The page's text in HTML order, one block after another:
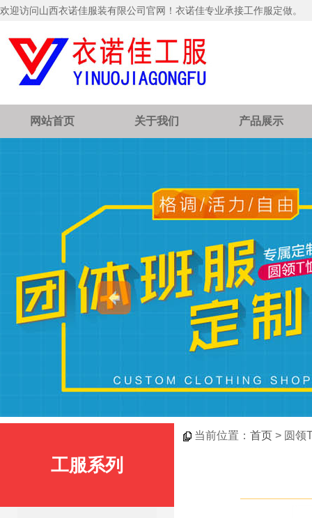
欢迎访问山西衣诺佳服装有限公司官网！衣诺佳专业承接工作服定做。
网站首页 关于我们 产品展示
工服系列
当前位置： 首页 > 圆领